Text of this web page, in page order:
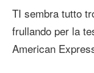
TI sembra tutto
frullando per la
American